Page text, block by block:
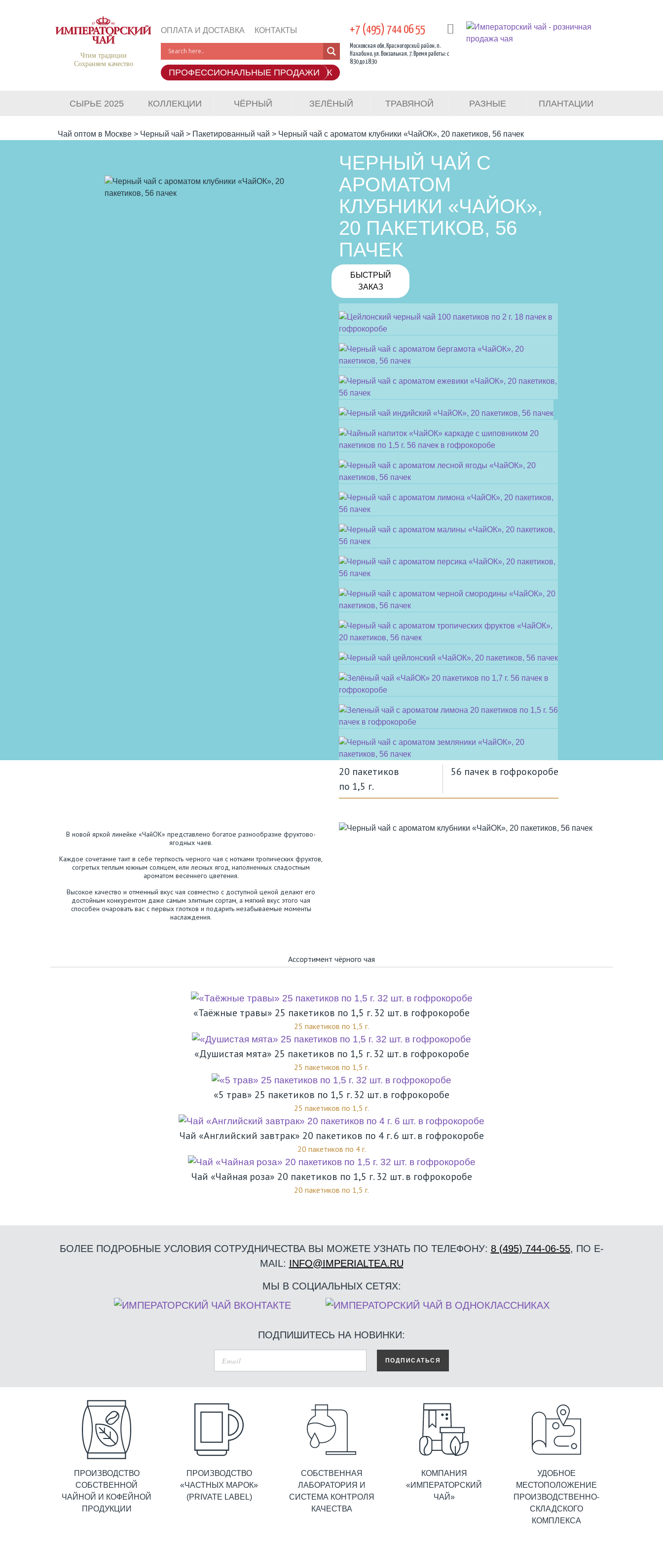
Чтим традиции
Сохраняем качество
ОПЛАТА И ДОСТАВКА КОНТАКТЫ
ПРОФЕССИОНАЛЬНЫЕ ПРОДАЖИ
ОБРАТНЫЙ ЗВОНОК
+7 (495) 744 06 55
Московская обл, Красногорский район, п.
Нахабино, ул. Вокзальная, 7. Время работы: с
8:30 до 18:30
СЫРЬЕ 2025 КОЛЛЕКЦИИ ЧЁРНЫЙ ЗЕЛЁНЫЙ ТРАВЯНОЙ РАЗНЫЕ ПЛАНТАЦИИ
Чай оптом в Москве > Черный чай > Пакетированный чай > Черный чай с ароматом клубники «ЧайОК», 20 пакетиков, 56 пачек
ЧЕРНЫЙ ЧАЙ С
АРОМАТОМ
КЛУБНИКИ «ЧАЙОК»,
20 ПАКЕТИКОВ, 56
ПАЧЕК
БЫСТРЫЙ
ЗАКАЗ
20 пакетиков
по 1,5 г.
56 пачек в гофрокоробе
В новой яркой линейке «ЧайОК» представлено богатое разнообразие фруктово-
ягодных чаев.
Каждое сочетание таит в себе терпкость черного чая с нотками тропических фруктов,
согретых теплым южным солнцем, или лесных ягод, наполненных сладостным
ароматом весеннего цветения.
Высокое качество и отменный вкус чая совместно с доступной ценой делают его
достойным конкурентом даже самым элитным сортам, а мягкий вкус этого чая
способен очаровать вас с первых глотков и подарить незабываемые моменты
наслаждения.
Ассортимент чёрного чая
«Таёжные травы» 25 пакетиков по 1,5 г. 32 шт. в гофрокоробе
25 пакетиков по 1,5 г.
«Душистая мята» 25 пакетиков по 1,5 г. 32 шт. в гофрокоробе
25 пакетиков по 1,5 г.
«5 трав» 25 пакетиков по 1,5 г. 32 шт. в гофрокоробе
25 пакетиков по 1,5 г.
Чай «Английский завтрак» 20 пакетиков по 4 г. 6 шт. в гофрокоробе
20 пакетиков по 4 г.
Чай «Чайная роза» 20 пакетиков по 1,5 г. 32 шт. в гофрокоробе
20 пакетиков по 1,5 г.
БОЛЕЕ ПОДРОБНЫЕ УСЛОВИЯ СОТРУДНИЧЕСТВА ВЫ МОЖЕТЕ УЗНАТЬ ПО ТЕЛЕФОНУ: 8 (495) 744-06-55, ПО E-
MAIL: INFO@IMPERIALTEA.RU
МЫ В СОЦИАЛЬНЫХ СЕТЯХ:
ПОДПИШИТЕСЬ НА НОВИНКИ:
ПОДПИСАТЬСЯ
ПРОИЗВОДСТВО
СОБСТВЕННОЙ
ЧАЙНОЙ И КОФЕЙНОЙ
ПРОДУКЦИИ
ПРОИЗВОДСТВО
«ЧАСТНЫХ МАРОК»
(PRIVATE LABEL)
СОБСТВЕННАЯ
ЛАБОРАТОРИЯ И
СИСТЕМА КОНТРОЛЯ
КАЧЕСТВА
КОМПАНИЯ
«ИМПЕРАТОРСКИЙ
ЧАЙ»
УДОБНОЕ
МЕСТОПОЛОЖЕНИЕ
ПРОИЗВОДСТВЕННО-
СКЛАДСКОГО
КОМПЛЕКСА